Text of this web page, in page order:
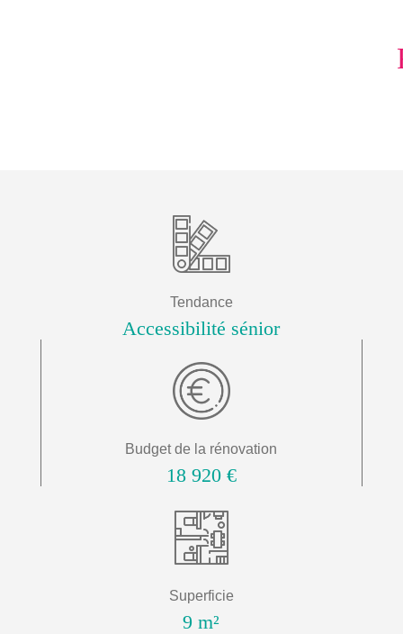
Tendance
Accessibilité sénior
Budget de la rénovation
18 920 €
Superficie
9 m²